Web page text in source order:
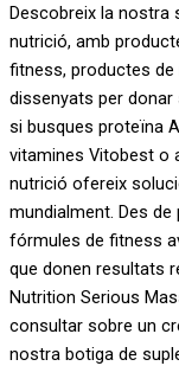
Descobreix la nostra
nutrició, amb
fitness, productes
dissenyats per
si busques proteïna
vitamines Vitobest o
nutrició ofereix
mundialment. Des
fórmules de fitness
que donen resultats
Nutrition Serious
consultar sobre un
nostra botiga de